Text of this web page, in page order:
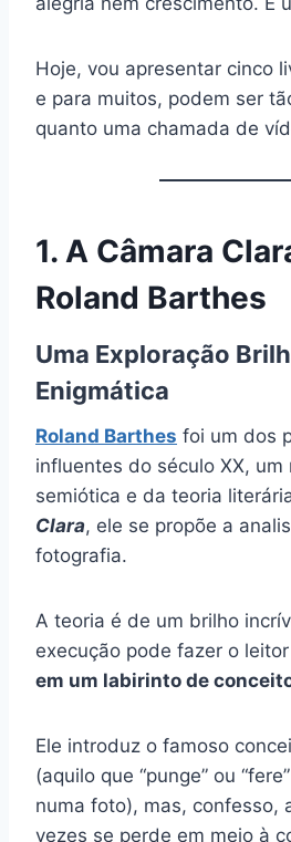
Hoje, vou apresentar cinco
e para muitos, podem ser
quanto uma chamada de
1. A Câmara
Roland Barthes
Uma Exploração
Enigmática
Roland Barthes foi um dos
influentes do século XX, um
semiótica e da teoria
Clara, ele se propõe a
fotografia.
A teoria é de um brilho
execução pode fazer o
em um labirinto de
Ele introduz o famoso
(aquilo que “punge” ou
numa foto), mas, confesso,
vezes se perde em meio à